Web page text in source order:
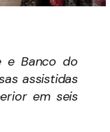
e Banco do
assistidas
em seis